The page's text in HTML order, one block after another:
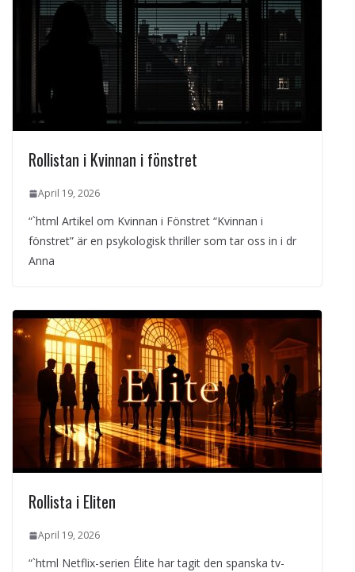
Rollistan i Kvinnan i fönstret
April 19, 2026
“`html Artikel om Kvinnan i Fönstret “Kvinnan i
fönstret” är en psykologisk thriller som tar oss in i dr
Anna
Rollista i Eliten
April 19, 2026
“`html Netflix-serien Élite har tagit den spanska tv-